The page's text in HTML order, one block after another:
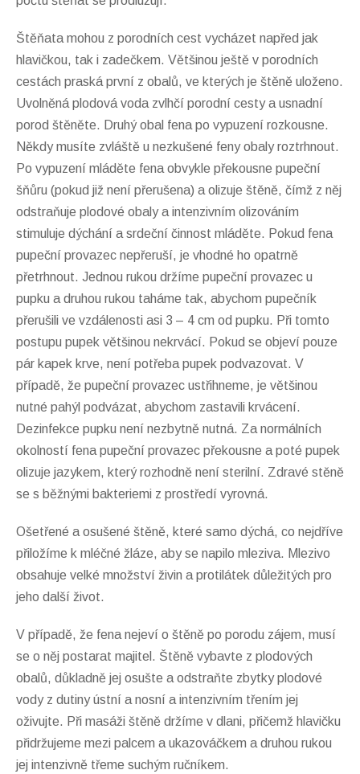
Štěňata mohou z porodních cest vycházet napřed jak
hlavičkou, tak i zadečkem. Většinou ještě v porodních
cestách praská první z obalů, ve kterých je štěně uloženo.
Uvolněná plodová voda zvlhčí porodní cesty a usnadní
porod štěněte. Druhý obal fena po vypuzení rozkousne.
Někdy musíte zvláště u nezkušené feny obaly roztrhnout.
Po vypuzení mláděte fena obvykle překousne pupeční
šňůru (pokud již není přerušena) a olizuje štěně, čímž z něj
odstraňuje plodové obaly a intenzivním olizováním
stimuluje dýchání a srdeční činnost mláděte. Pokud fena
pupeční provazec nepřeruší, je vhodné ho opatrně
přetrhnout. Jednou rukou držíme pupeční provazec u
pupku a druhou rukou taháme tak, abychom pupečník
přerušili ve vzdálenosti asi 3 – 4 cm od pupku. Při tomto
postupu pupek většinou nekrvácí. Pokud se objeví pouze
pár kapek krve, není potřeba pupek podvazovat. V
případě, že pupeční provazec ustřihneme, je většinou
nutné pahýl podvázat, abychom zastavili krvácení.
Dezinfekce pupku není nezbytně nutná. Za normálních
okolností fena pupeční provazec překousne a poté pupek
olizuje jazykem, který rozhodně není sterilní. Zdravé stěně
se s běžnými bakteriemi z prostředí vyrovná.
Ošetřené a osušené štěně, které samo dýchá, co nejdříve
přiložíme k mléčné žláze, aby se napilo mleziva. Mlezivo
obsahuje velké množství živin a protilátek důležitých pro
jeho další život.
V případě, že fena nejeví o štěně po porodu zájem, musí
se o něj postarat majitel. Štěně vybavte z plodových
obalů, důkladně jej osušte a odstraňte zbytky plodové
vody z dutiny ústní a nosní a intenzivním třením jej
oživujte. Při masáži štěně držíme v dlani, přičemž hlavičku
přidržujeme mezi palcem a ukazováčkem a druhou rukou
jej intenzivně třeme suchým ručníkem.